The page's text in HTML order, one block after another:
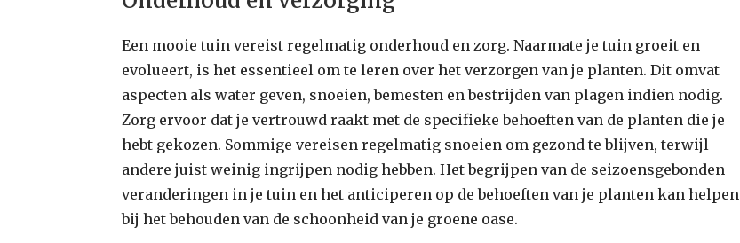
Een mooie tuin vereist regelmatig onderhoud en zorg. Naarmate je tuin groeit en
evolueert, is het essentieel om te leren over het verzorgen van je planten. Dit omvat
aspecten als water geven, snoeien, bemesten en bestrijden van plagen indien nodig.
Zorg ervoor dat je vertrouwd raakt met de specifieke behoeften van de planten die je
hebt gekozen. Sommige vereisen regelmatig snoeien om gezond te blijven, terwijl
andere juist weinig ingrijpen nodig hebben. Het begrijpen van de seizoensgebonden
veranderingen in je tuin en het anticiperen op de behoeften van je planten kan helpen
bij het behouden van de schoonheid van je groene oase.